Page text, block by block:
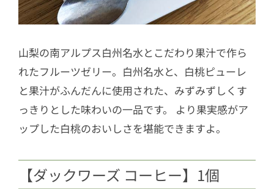
山梨の南アルプス白州名水とこだわり果汁で作ら
れたフルーツゼリー。白州名水と、白桃ピューレ
と果汁がふんだんに使用された、みずみずしくす
っきりとした味わいの一品です。 より果実感がア
ップした白桃のおいしさを堪能できますよ。
【ダックワーズ コーヒー】1個